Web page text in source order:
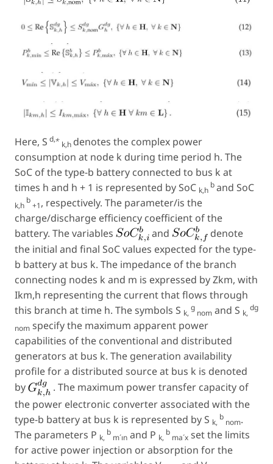
Here, S d,⋆
k,h denotes the complex power
consumption at node k during time period h. The
SoC of the type-b battery connected to bus k at
times h and h + 1 is represented bySoC k,h
band SoC
k,h
b
+1, respectively. The parameter/is the
charge/discharge efficiency coefficient of the
battery. The variables
and
denote
the initial and final SoC values expected for the type-
b battery at bus k. The impedance of the branch
connecting nodes k and m is expressed by Zkm, with
Ikm,h representing the current that flows through
this branch at time h. The symbols S k,
g
nom and S k,
dg
nom specify the maximum apparent power
capabilities of the conventional and distributed
generators at bus k. The generation availability
profile for a distributed source at bus k is denoted
by
. The maximum power transfer capacity of
the power electronic converter associated with the
type-b battery at bus k is represented byS k,
b
nom.
The parameters P k,
b
m´ın and P k,
b
ma´x set the limits
for active power injection or absorption for the